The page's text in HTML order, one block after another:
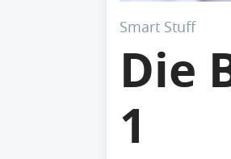
Smart Stuff
Die
1